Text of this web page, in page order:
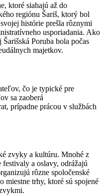
ktoré siahajú až do
regiónu Šariš, ktorý bol
histórie prešla rôznymi
usporiadania. Ako
Poruba bola počas
majetkov.
čo je typické pre
sa zaoberá
prípadne prácou v službách
zvyky a kultúru. Mnohé z
a oslavy, odrážajú
rôzne spoločenské
miestne trhy, ktoré sú spojené